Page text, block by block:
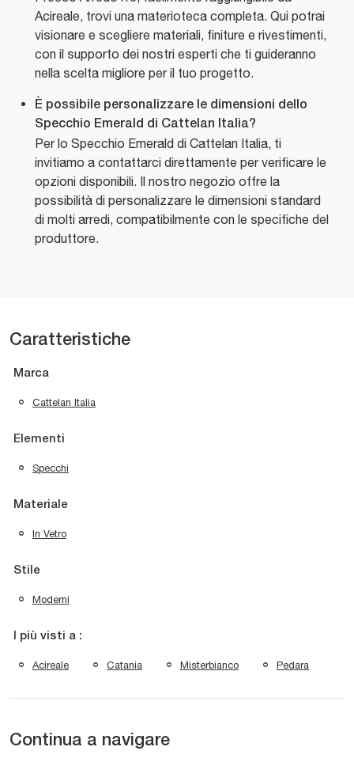
Acireale, trovi una materioteca completa. Qui potrai
visionare e scegliere materiali, finiture e rivestimenti,
con il supporto dei nostri esperti che ti guideranno
nella scelta migliore per il tuo progetto.
È possibile personalizzare le dimensioni dello
Specchio Emerald di Cattelan Italia?
Per lo Specchio Emerald di Cattelan Italia, ti
invitiamo a contattarci direttamente per verificare le
opzioni disponibili. Il nostro negozio offre la
possibilità di personalizzare le dimensioni standard
di molti arredi, compatibilmente con le specifiche del
produttore.
Caratteristiche
Marca
Cattelan Italia
Elementi
Specchi
Materiale
In Vetro
Stile
Moderni
I più visti a :
Acireale Catania Misterbianco Pedara
Continua a navigare